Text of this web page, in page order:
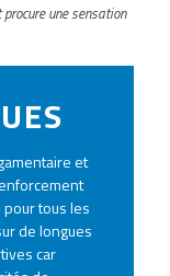
une sensation
et
tous les
de longues
car